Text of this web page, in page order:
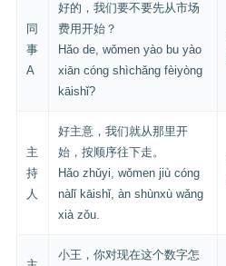
同
事
A
好的，我们要不要先从市场
费用开始？
Hǎo de, wǒmen yào bu yào
xiān cóng shìchǎng fèiyòng
kāishǐ?
主
持
人
好主意，我们就从那里开
始，按顺序往下走。
Hǎo zhǔyi, wǒmen jiù cóng
nàlǐ kāishǐ, àn shùnxù wǎng
xià zǒu.
小王，你对现在这个数字怎